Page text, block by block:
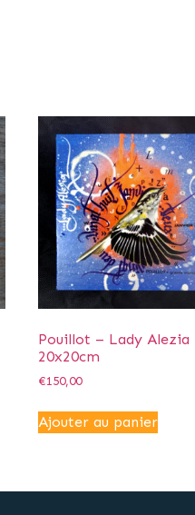
Pouillot – Lady Alezia
20x20cm
€150,00
Ajouter au panier